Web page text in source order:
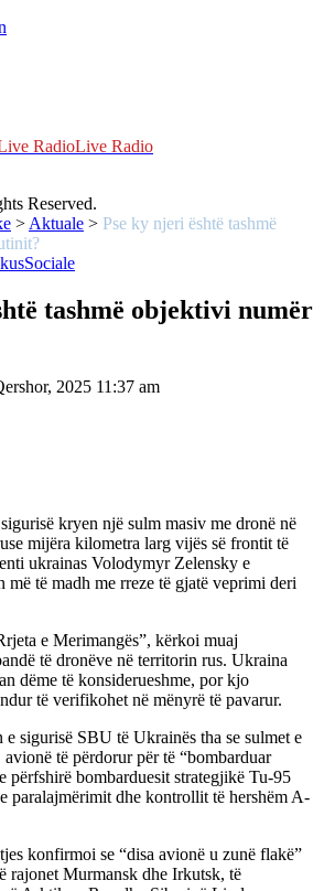
Live Radio
Reserved.
> Aktuale > Pse ky njeri është tashmë
Sociale
tashmë objektivi numër
2025 11:37 am
kryen një sulm masiv me dronë në
mijëra kilometra larg vijës së frontit të
ukrainas Volodymyr Zelensky e
më të madh me rreze të gjatë veprimi deri
e Merimangës”, kërkoi muaj
të dronëve në territorin rus. Ukraina
dëme të konsiderueshme, por kjo
të verifikohet në mënyrë të pavarur.
sigurisë SBU të Ukrainës tha se sulmet e
të përdorur për të “bombarduar
përfshirë bombarduesit strategjikë Tu-95
paralajmërimit dhe kontrollit të hershëm A-
konfirmoi se “disa avionë u zunë flakë”
rajonet Murmansk dhe Irkutsk, të